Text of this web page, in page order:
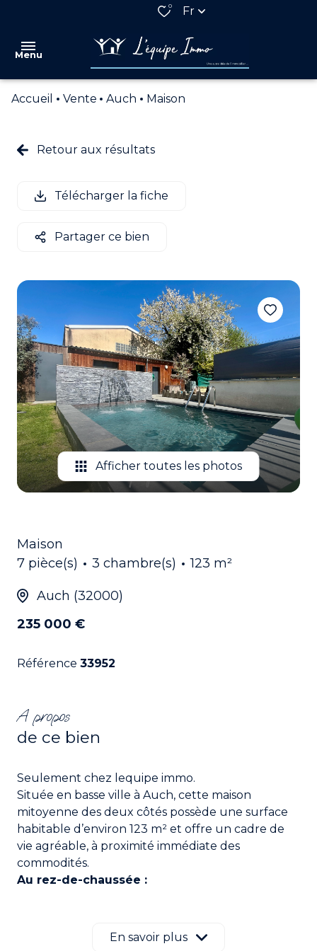
0 Fr
Menu
NOUS
NOS
PARTENAIRES
EMAIL
CONTACTEZ
NOUS
Accueil Vente Auch Maison
Retour aux résultats
Télécharger la fiche
Partager ce bien
Afficher toutes les photos
Maison
7 pièce(s)
3 chambre(s) 123 m²
Auch (32000)
235 000 €
Référence 33952
A propos
de ce bien
Seulement chez lequipe immo.
Située en basse ville à Auch, cette maison
mitoyenne des deux côtés possède une surface
habitable d’environ 123 m² et offre un cadre de
vie agréable, à proximité immédiate des
commodités.
Au rez-de-chaussée :
pour le télétravail ou chambre d'appoint), une
salle d’eau, un WC indépendant, une cuisine ainsi
En savoir plus